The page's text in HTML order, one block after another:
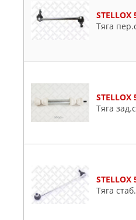
STELLOX
Тяга
STELLOX
Тяга
STELLOX
Тяга